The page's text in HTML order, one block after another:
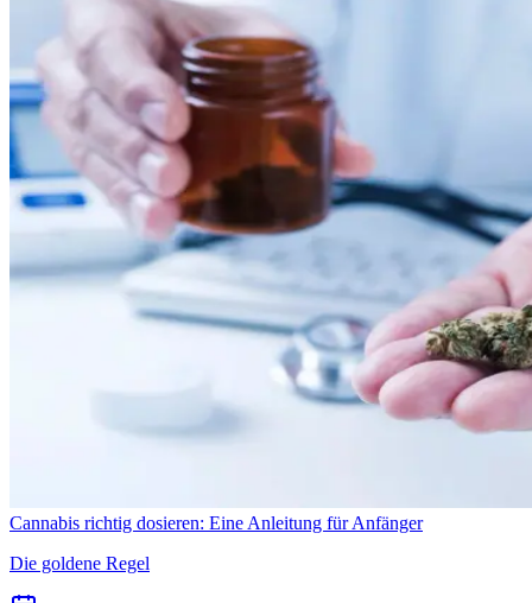
Cannabis richtig dosieren: Eine Anleitung für Anfänger
Die goldene Regel